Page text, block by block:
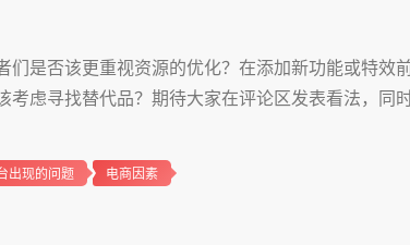
是否该更重视资源的优化？在添加新功能或特
虑寻找替代品？期待大家在评论区发表看法，同
出现的问题 电商因素